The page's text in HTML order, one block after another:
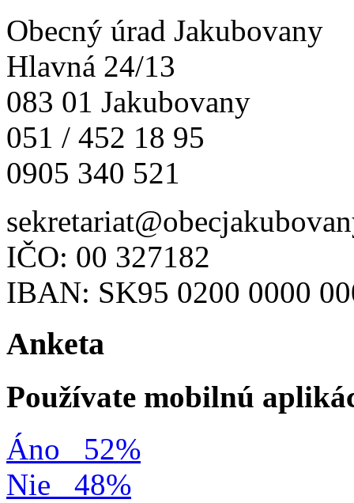
Obecný úrad Jakubovany
Hlavná 24/13
083 01 Jakubovany
051 / 452 18 95
0905 340 521
IČO: 00 327182
IBAN: SK95 0200 0000
Anketa
Používate mobilnú
Áno
52%
Nie
48%